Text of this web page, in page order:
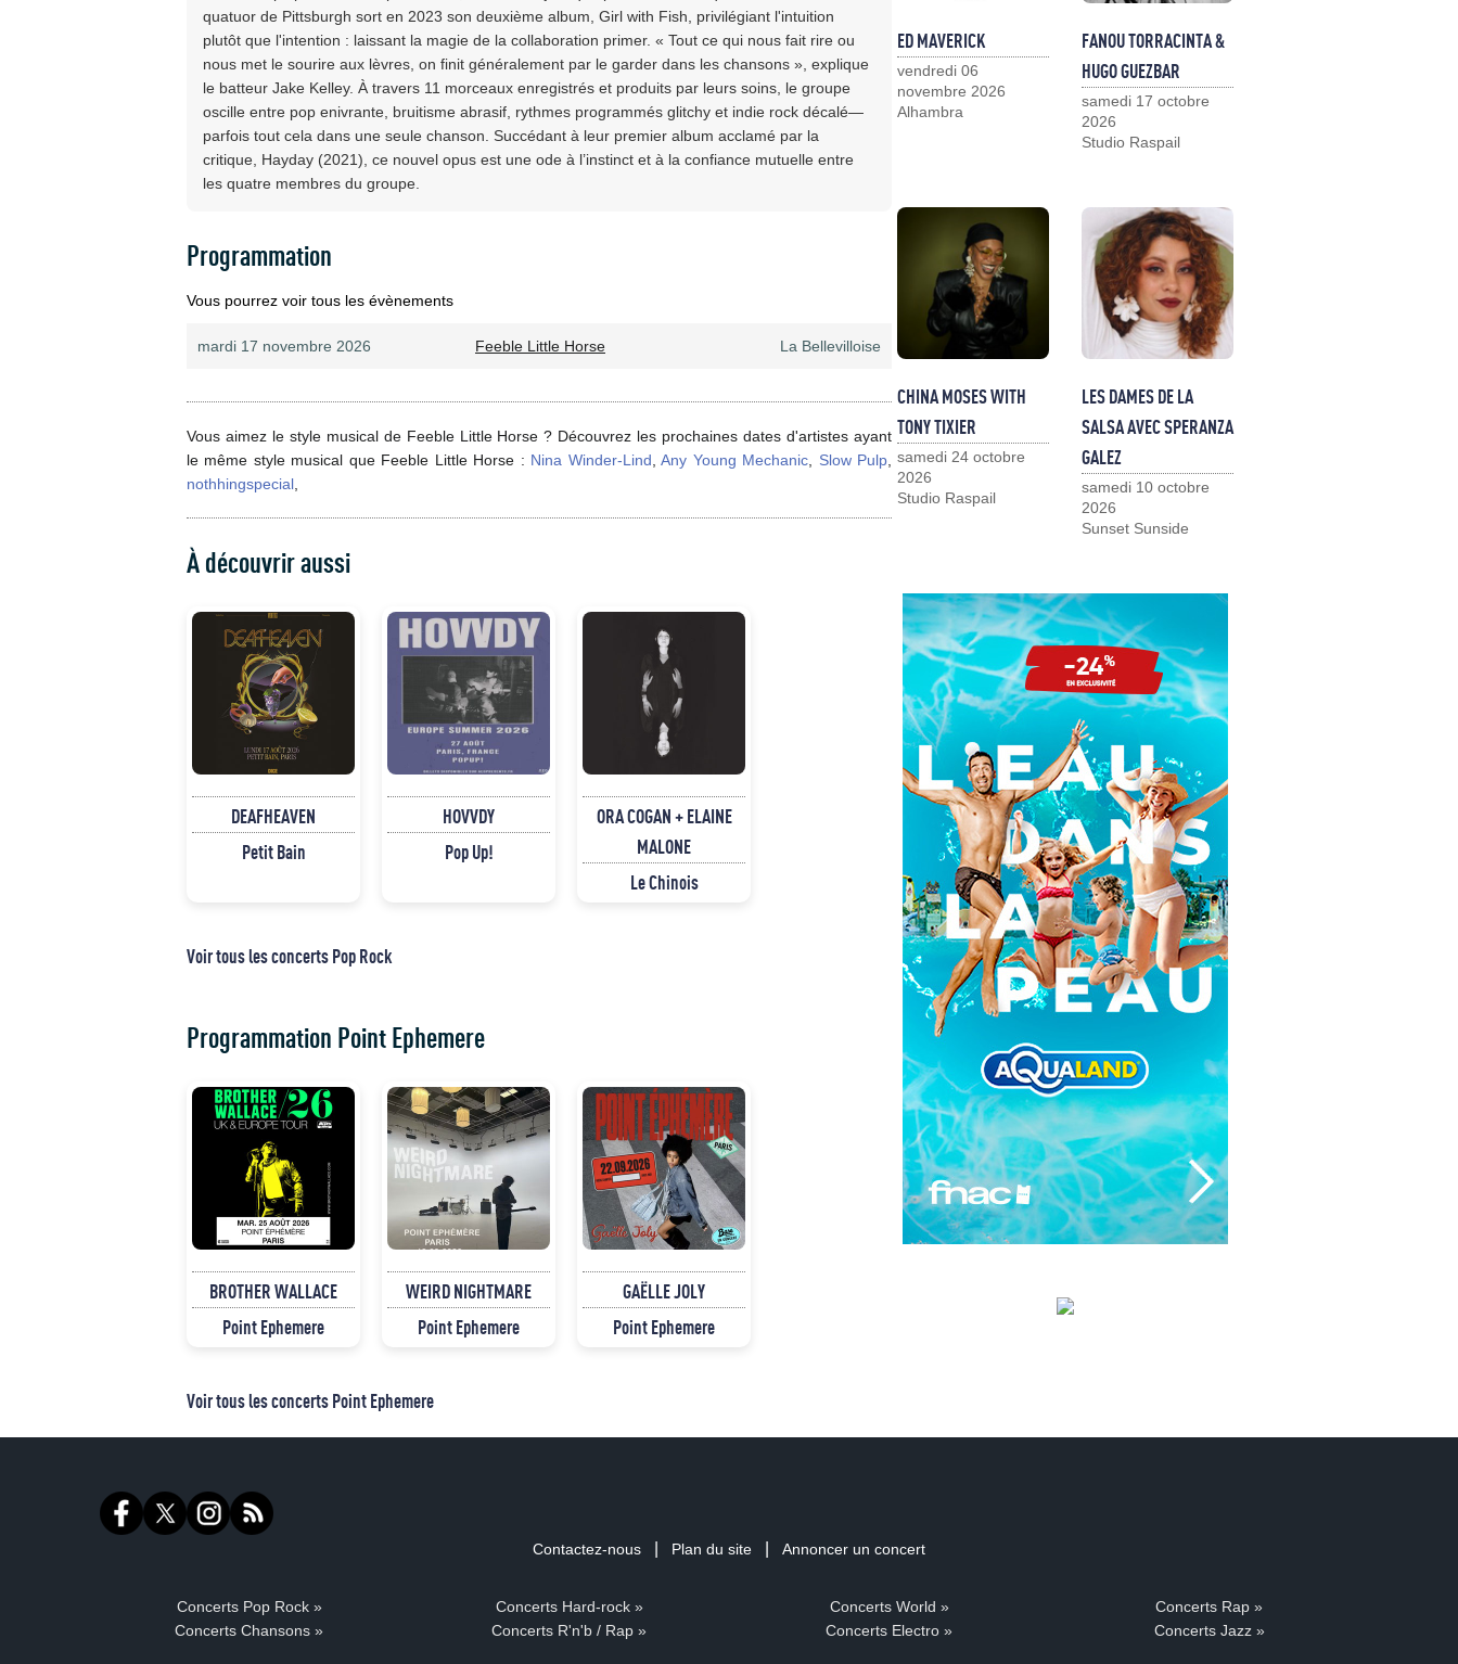
quatuor de Pittsburgh sort en 2023 son deuxième album, Girl with Fish, privilégiant l'intuition
plutôt que l'intention : laissant la magie de la collaboration primer. « Tout ce qui nous fait rire ou
nous met le sourire aux lèvres, on finit généralement par le garder dans les chansons », explique
le batteur Jake Kelley. À travers 11 morceaux enregistrés et produits par leurs soins, le groupe
oscille entre pop enivrante, bruitisme abrasif, rythmes programmés glitchy et indie rock décalé—
parfois tout cela dans une seule chanson. Succédant à leur premier album acclamé par la
critique, Hayday (2021), ce nouvel opus est une ode à l’instinct et à la confiance mutuelle entre
les quatre membres du groupe.
Programmation
Vous pourrez voir tous les évènements
mardi 17 novembre 2026 Feeble Little Horse La Bellevilloise
Vous aimez le style musical de Feeble Little Horse ? Découvrez les prochaines dates d'artistes ayant
le même style musical que Feeble Little Horse : Nina Winder-Lind ,Any Young Mechanic Slow Pulp
nothhingspecial
À découvrir aussi
DEAFHEAVEN
Petit Bain
HOVVDY
Pop Up!
ORA COGAN + ELAINE
MALONE
Le Chinois
Voir tous les concerts Pop Rock
Programmation Point Ephemere
BROTHER WALLACE
Point Ephemere
WEIRD NIGHTMARE
Point Ephemere
GAËLLE JOLY
Point Ephemere
Voir tous les concerts Point Ephemere
ED MAVERICK
vendredi 06
novembre 2026
Alhambra
FANOU TORRACINTA &
HUGO GUEZBAR
samedi 17 octobre
2026
Studio Raspail
CHINA MOSES WITH
TONY TIXIER
samedi 24 octobre
2026
Studio Raspail
LES DAMES DE LA
SALSA AVEC SPERANZA
GALEZ
samedi 10 octobre
2026
Sunset Sunside
Contactez-nous Plan du site Annoncer un concert
Concerts Pop Rock »
Concerts Chansons »
Concerts Hard-rock »
Concerts R'n'b / Rap »
Concerts World »
Concerts Electro »
Concerts Rap »
Concerts Jazz »